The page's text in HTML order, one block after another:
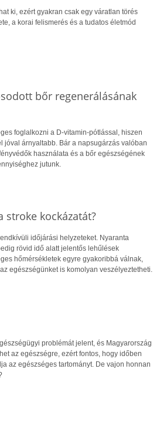
ki, ezért gyakran csak egy váratlan törés
a korai felismerés és a tudatos életmód
bőr regenerálásának
foglalkozni a D-vitamin-pótlással, hiszen
jóval árnyaltabb. Bár a napsugárzás valóban
használata és a bőr egészségének
jutunk.
stroke kockázatát?
időjárási helyzeteket. Nyaranta
rövid idő alatt jelentős lehűlések
hőmérsékletek egyre gyakoribbá válnak,
egészségünket is komolyan veszélyeztetheti.
problémát jelent, és Magyarország
az egészségre, ezért fontos, hogy időben
az egészséges tartományt. De vajon honnan